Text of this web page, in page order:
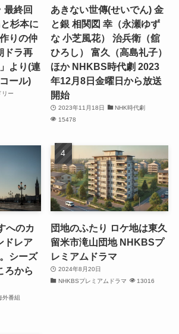
最終回
杉本に
りの仲
ドラ再
より(連
ール)
リー
あきない世傳(せいでん) 金
と銀 相関図 幸（永瀬ゆず
な 小芝風花） 治兵衛（舘
ひろし） 富久（高島礼子）
ほか NHKBS時代劇 2023
年12月8日金曜日から放送
開始
2023年11月18日
NHK時代劇
15478
へのカ
ドレア
シーズ
ろから
外番組
団地のふたり ロケ地は東久
留米市滝山団地 NHKBSプ
レミアムドラマ
2024年8月20日
NHKBSプレミアムドラマ
13016